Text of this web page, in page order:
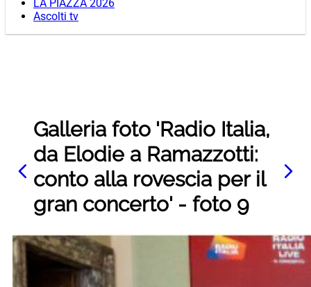
LA PIAZZA 2026
Ascolti tv
Galleria foto 'Radio Italia,
da Elodie a Ramazzotti:
conto alla rovescia per il
gran concerto' - foto 9